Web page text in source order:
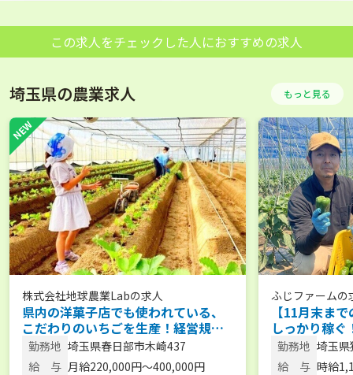
この求人をチェックした人におすすめの求人
埼玉県の農業求人 もっと見る
株式会社地球農業Labの求人
県内の洋菓子店でも使われている、
こだわりのいちごを生産！経営規模
を拡大中です。 【通勤手当あり／農
産物持ち帰りOK】
勤務地 埼玉県春日部市木崎437
給 与 月給220,000円～400,000円
ふじファームの
【11月末ま
しっかり稼
朝から働く
談可／未経験
勤務地 埼玉
給 与 時給